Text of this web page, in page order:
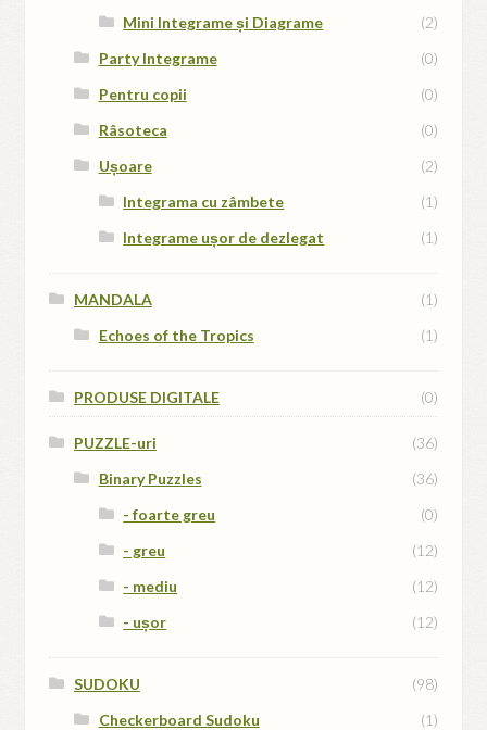
Mini Integrame și Diagrame
(2)
Party Integrame
(0)
Pentru copii
(0)
Râsoteca
(0)
Ușoare
(2)
Integrama cu zâmbete
(1)
Integrame ușor de dezlegat
(1)
MANDALA
(1)
Echoes of the Tropics
(1)
PRODUSE DIGITALE (0)
PUZZLE-uri
(36)
Binary Puzzles
(36)
- foarte greu
(0)
- greu
(12)
- mediu
(12)
- ușor
(12)
SUDOKU
(98)
Checkerboard Sudoku
(1)